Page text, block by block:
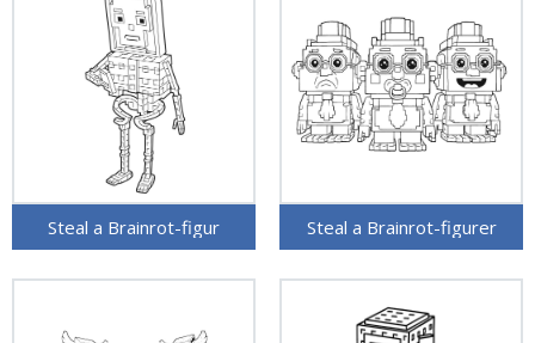
Steal a Brainrot-figur Steal a Brainrot-figurer